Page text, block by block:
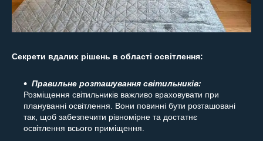
Секрети вдалих рішень в області освітлення:
Правильне розташування світильників:
Розміщення світильників важливо враховувати при
плануванні освітлення. Вони повинні бути розташовані
так, щоб забезпечити рівномірне та достатнє
освітлення всього приміщення.